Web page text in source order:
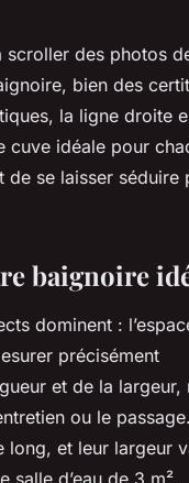
scroller des photos
bien des
la ligne droite
cuve idéale pour
de se laisser séduire
baignoire
dominent :
précisément
et de la largeur,
ou le
long, et leur largeur